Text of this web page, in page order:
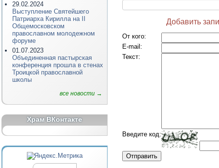
29.02.2024
Выступление Святейшего
Патриарха Кирилла на II
Общемосковском
православном молодежном
форуме
01.07.2023
Объединенная пастырская
конференция прошла в стенах
Троицкой православной
школы
все новости →
Храм ВКонтакте
Добавить
От кого:
E-mail :
Текст:
Введите код: